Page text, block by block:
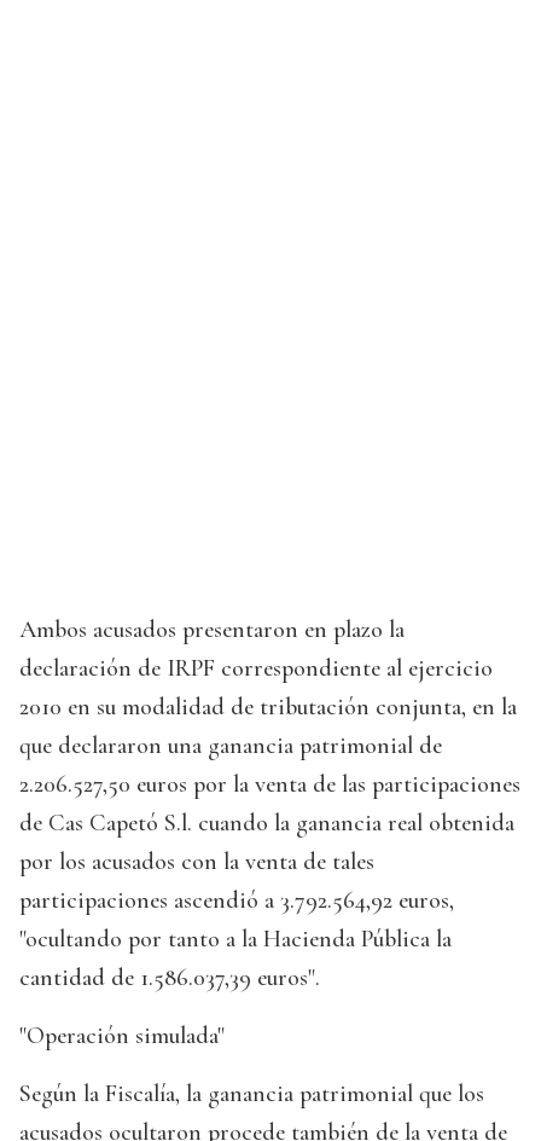
Ambos acusados presentaron en plazo la
declaración de IRPF correspondiente al ejercicio
2010 en su modalidad de tributación conjunta, en la
que declararon una ganancia patrimonial de
2.206.527,50 euros por la venta de las participaciones
de Cas Capetó S.l. cuando la ganancia real obtenida
por los acusados con la venta de tales
participaciones ascendió a 3.792.564,92 euros,
"ocultando por tanto a la Hacienda Pública la
cantidad de 1.586.037,39 euros".
"Operación simulada"
Según la Fiscalía, la ganancia patrimonial que los
acusados ocultaron procede también de la venta de